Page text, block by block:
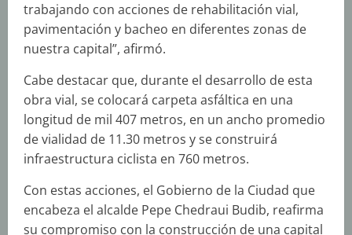
trabajando con acciones de rehabilitación vial,
pavimentación y bacheo en diferentes zonas de
nuestra capital”, afirmó.
Cabe destacar que, durante el desarrollo de esta
obra vial, se colocará carpeta asfáltica en una
longitud de mil 407 metros, en un ancho promedio
de vialidad de 11.30 metros y se construirá
infraestructura ciclista en 760 metros.
Con estas acciones, el Gobierno de la Ciudad que
encabeza el alcalde Pepe Chedraui Budib, reafirma
su compromiso con la construcción de una capital